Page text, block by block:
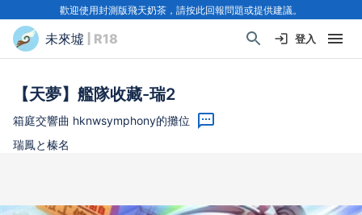
歡迎使用封測版飛天奶茶，請按此回報問題或提供建議。
未來墟 | R18 登入
【天夢】艦隊收藏-瑞2
箱庭交響曲 hknwsymphony的攤位
瑞鳳と榛名